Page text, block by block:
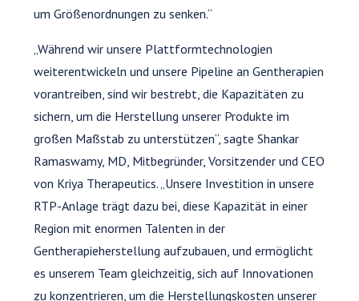
um Größenordnungen zu senken.“
„Während wir unsere Plattformtechnologien
weiterentwickeln und unsere Pipeline an Gentherapien
vorantreiben, sind wir bestrebt, die Kapazitäten zu
sichern, um die Herstellung unserer Produkte im
großen Maßstab zu unterstützen“, sagte Shankar
Ramaswamy, MD, Mitbegründer, Vorsitzender und CEO
von Kriya Therapeutics. „Unsere Investition in unsere
RTP-Anlage trägt dazu bei, diese Kapazität in einer
Region mit enormen Talenten in der
Gentherapieherstellung aufzubauen, und ermöglicht
es unserem Team gleichzeitig, sich auf Innovationen
zu konzentrieren, um die Herstellungskosten unserer